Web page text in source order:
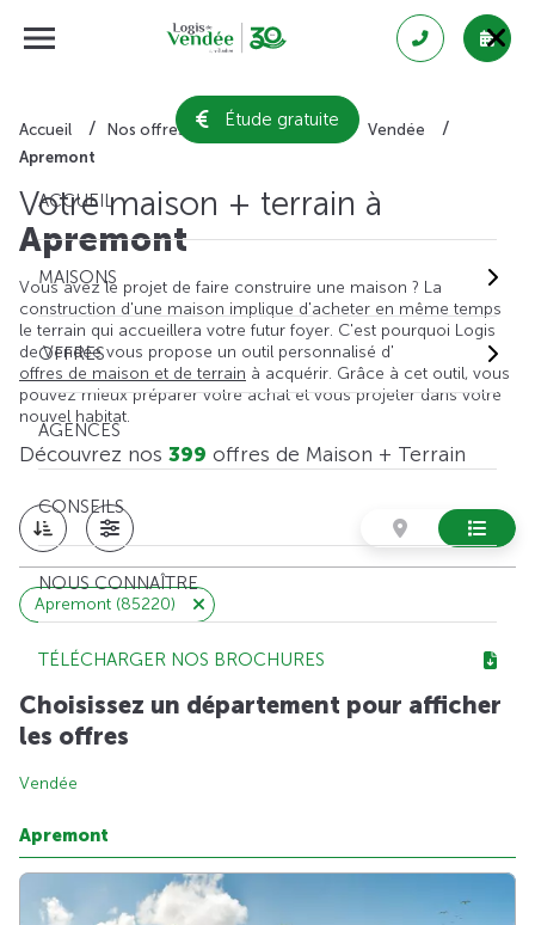
Étude gratuite
ACCUEIL
MAISONS
OFFRES
AGENCES
CONSEILS
NOUS CONNAÎTRE
TÉLÉCHARGER NOS BROCHURES
Accueil Nos offres de maison + terrain
Vendée
Apremont
Votre maison + terrain à
Apremont
Vous avez le projet de faire construire une maison ? La
construction d'une maison implique d'acheter en même temps
le terrain qui accueillera votre futur foyer. C'est pourquoi Logis
de Vendée vous propose un outil personnalisé d'
offres de maison et de terrain à acquérir. Grâce à cet outil, vous
pouvez mieux préparer votre achat et vous projeter dans votre
nouvel habitat.
Découvrez nos 399 offres de Maison + Terrain
Apremont (85220)
Choisissez un département pour afficher
les offres
Vendée
Apremont